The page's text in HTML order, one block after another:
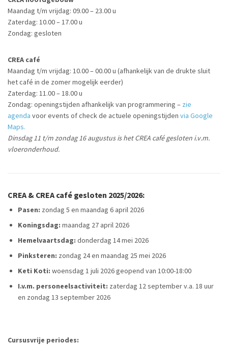
Maandag t/m vrijdag: 09.00 – 23.00 u
Zaterdag: 10.00 – 17.00 u
Zondag: gesloten
CREA café
Maandag t/m vrijdag: 10.00 – 00.00 u (afhankelijk van de drukte sluit
het café in de zomer mogelijk eerder)
Zaterdag: 11.00 – 18.00 u
Zondag: openingstijden afhankelijk van programmering – zie
agenda voor events of check de actuele openingstijden via Google
Maps.
Dinsdag 11 t/m zondag 16 augustus is het CREA café gesloten i.v.m.
vloeronderhoud.
CREA & CREA café gesloten 2025/2026:
Pasen: zondag 5 en maandag 6 april 2026
Koningsdag: maandag 27 april 2026
Hemelvaartsdag: donderdag 14 mei 2026
Pinksteren: zondag 24 en maandag 25 mei 2026
Keti Koti: woensdag 1 juli 2026 geopend van 10:00-18:00
I.v.m. personeelsactiviteit: zaterdag 12 september v.a. 18 uur
en zondag 13 september 2026
Cursusvrije periodes: